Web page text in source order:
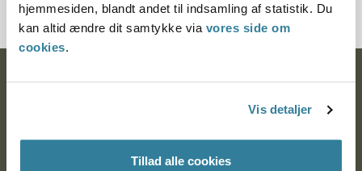
hjemmesiden, blandt andet til indsamling af statistik. Du
kan altid ændre dit samtykke via vores side om
cookies.
Vis detaljer
Tillad alle cookies
Ankestyrelsen